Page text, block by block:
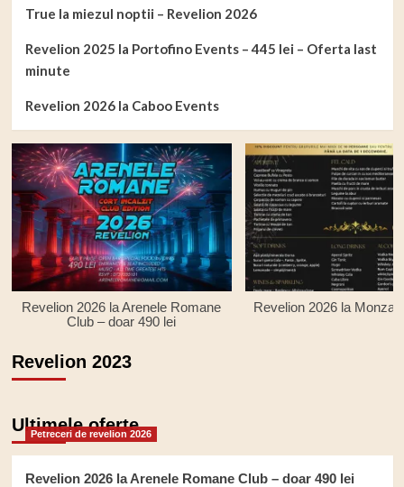
True la miezul noptii – Revelion 2026
Revelion 2025 la Portofino Events – 445 lei – Oferta last
minute
Revelion 2026 la Caboo Events
Revelion 2026 la Arenele Romane
Club – doar 490 lei
Revelion 2026 la Monza
Revelion 2023
Ultimele oferte
Petreceri de revelion 2026
Revelion 2026 la Arenele Romane Club – doar 490 lei